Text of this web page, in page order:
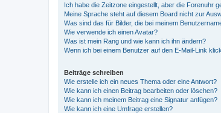
Ich habe die Zeitzone eingestellt, aber die Forenuhr
Meine Sprache steht auf diesem Board nicht zur
Was sind das für Bilder, die bei meinem
Wie verwende ich einen Avatar?
Was ist mein Rang und wie kann ich ihn ändern?
Wenn ich bei einem Benutzer auf den E-Mail-Link
Beiträge schreiben
Wie erstelle ich ein neues Thema oder eine Antwort?
Wie kann ich einen Beitrag bearbeiten oder löschen?
Wie kann ich meinem Beitrag eine Signatur anfügen?
Wie kann ich eine Umfrage erstellen?